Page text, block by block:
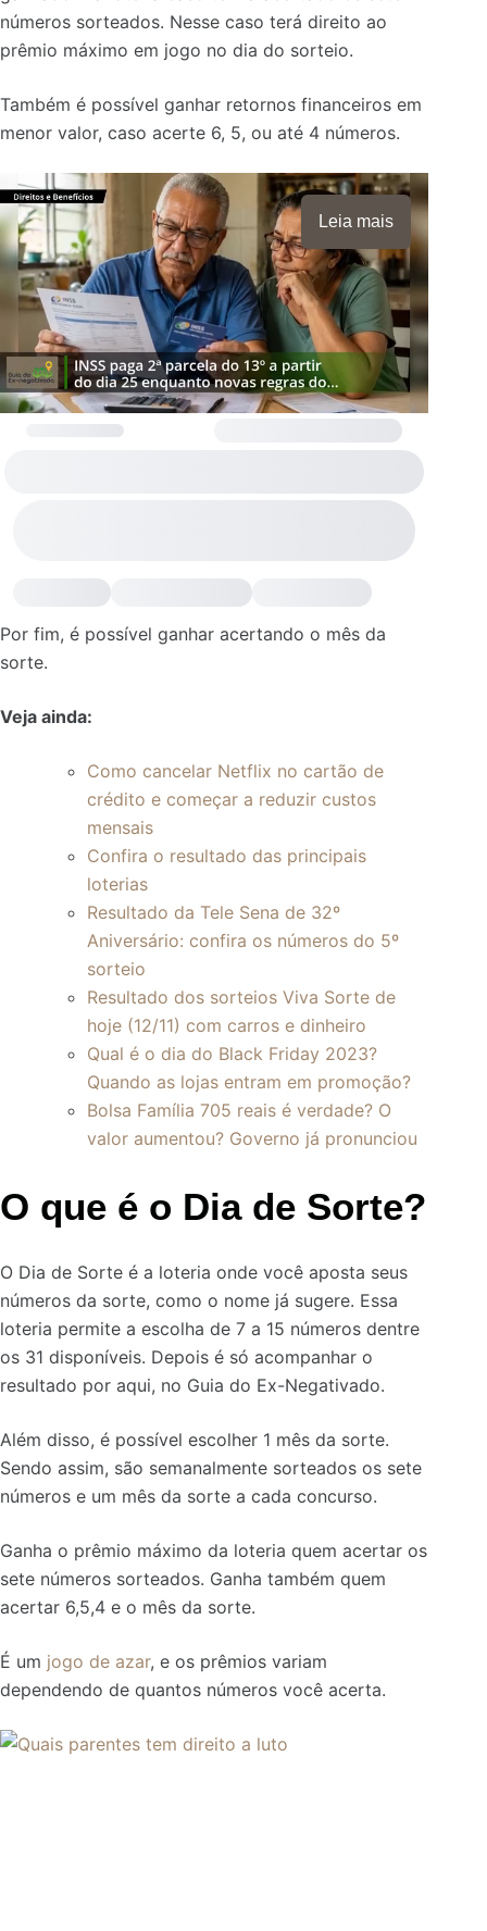
números sorteados. Nesse caso terá direito ao
prêmio máximo em jogo no dia do sorteio.
Também é possível ganhar retornos financeiros em
menor valor, caso acerte 6, 5, ou até 4 números.
Leia mais
Por fim, é possível ganhar acertando o mês da
sorte.
Veja ainda:
Como cancelar Netflix no cartão de
crédito e começar a reduzir custos
mensais
Confira o resultado das principais
loterias
Resultado da Tele Sena de 32º
Aniversário: confira os números do 5º
sorteio
Resultado dos sorteios Viva Sorte de
hoje (12/11) com carros e dinheiro
Qual é o dia do Black Friday 2023?
Quando as lojas entram em promoção?
Bolsa Família 705 reais é verdade? O
valor aumentou? Governo já pronunciou
O que é o Dia de Sorte?
O Dia de Sorte é a loteria onde você aposta seus
números da sorte, como o nome já sugere. Essa
loteria permite a escolha de 7 a 15 números dentre
os 31 disponíveis. Depois é só acompanhar o
resultado por aqui, no Guia do Ex-Negativado.
Além disso, é possível escolher 1 mês da sorte.
Sendo assim, são semanalmente sorteados os sete
números e um mês da sorte a cada concurso.
Ganha o prêmio máximo da loteria quem acertar os
sete números sorteados. Ganha também quem
acertar 6,5,4 e o mês da sorte.
É um jogo de azar, e os prêmios variam
dependendo de quantos números você acerta.